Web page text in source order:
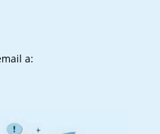
a: